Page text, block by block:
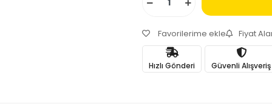
Favorilerime ekle Fiyat
Hızlı Gönderi Güvenli Alışveriş